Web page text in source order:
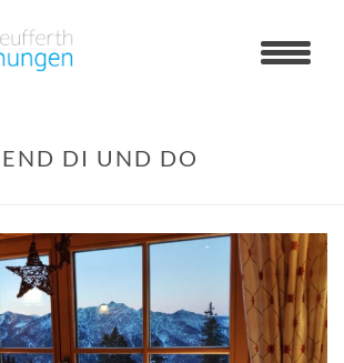
DI UND DO